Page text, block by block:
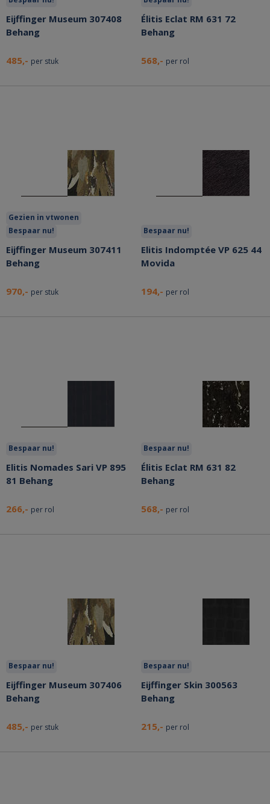
Eijffinger Museum 307408
Behang
485,- per stuk
Élitis Eclat RM 631 72
Behang
568,- per rol
Gezien in vtwonen
Bespaar nu!
Eijffinger Museum 307411
Behang
970,- per stuk
Bespaar nu!
Elitis Indomptée VP 625 44
Movida
194,- per rol
Bespaar nu!
Elitis Nomades Sari VP 895
81 Behang
266,- per rol
Bespaar nu!
Élitis Eclat RM 631 82
Behang
568,- per rol
Bespaar nu!
Eijffinger Museum 307406
Behang
485,- per stuk
Bespaar nu!
Eijffinger Skin 300563
Behang
215,- per rol